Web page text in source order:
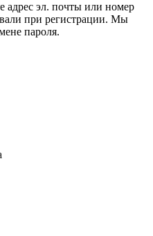
адрес эл. почты или номер
при регистрации. Мы
пароля.